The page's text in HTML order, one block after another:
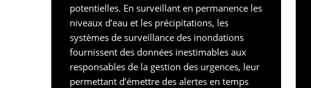
potentielles. En surveillant en permanence les
niveaux d’eau et les précipitations, les
systèmes de surveillance des inondations
fournissent des données inestimables aux
responsables de la gestion des urgences, leur
permettant d’émettre des alertes en temps